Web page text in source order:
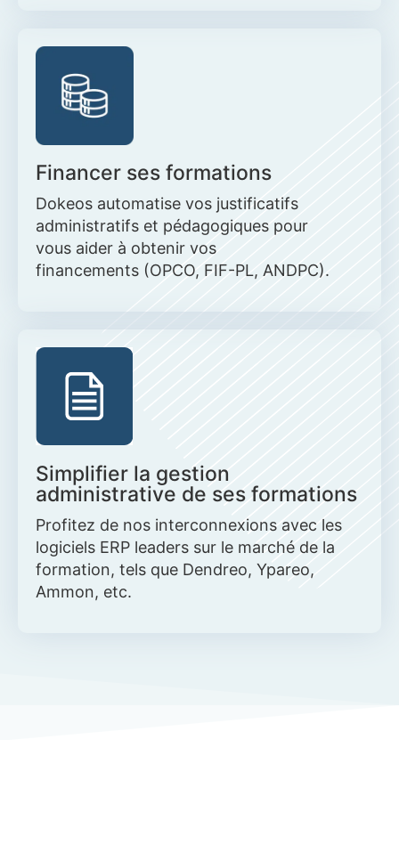
Financer ses formations
Dokeos automatise vos justificatifs
administratifs et pédagogiques pour
vous aider à obtenir vos
financements (OPCO, FIF-PL, ANDPC).
Simplifier la gestion
administrative de ses formations
Profitez de nos interconnexions avec les
logiciels ERP leaders sur le marché de la
formation, tels que Dendreo, Ypareo,
Ammon, etc.